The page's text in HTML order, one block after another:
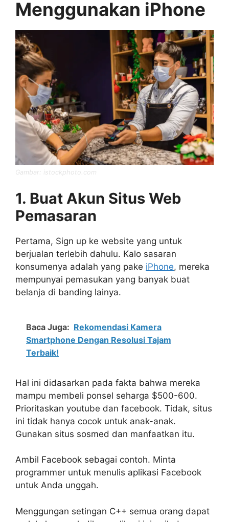
Menggunakan iPhone
Gambar: istockphoto.com
1. Buat Akun Situs Web
Pemasaran
Pertama, Sign up ke website yang untuk
berjualan terlebih dahulu. Kalo sasaran
konsumenya adalah yang pake iPhone, mereka
mempunyai pemasukan yang banyak buat
belanja di banding lainya.
Baca Juga: Rekomendasi Kamera
Smartphone Dengan Resolusi Tajam
Terbaik!
Hal ini didasarkan pada fakta bahwa mereka
mampu membeli ponsel seharga $500-600.
Prioritaskan youtube dan facebook. Tidak, situs
ini tidak hanya cocok untuk anak-anak.
Gunakan situs sosmed dan manfaatkan itu.
Ambil Facebook sebagai contoh. Minta
programmer untuk menulis aplikasi Facebook
untuk Anda unggah.
Menggungan setingan C++ semua orang dapat